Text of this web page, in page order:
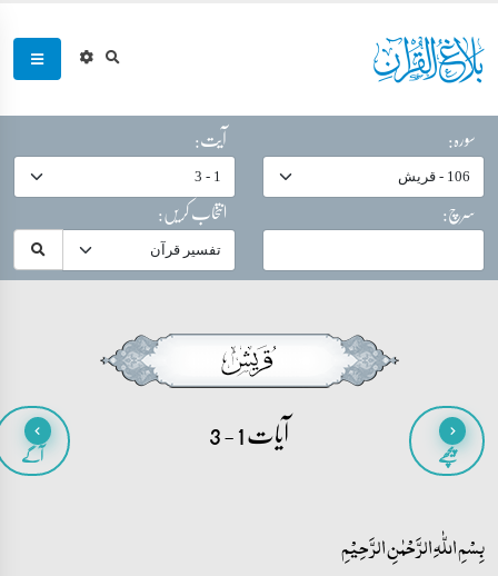
سورہ:
آیت:
سرچ:
انتخاب کریں:
پیچھے آیات 1 - 3 آگے
بِسۡمِ اللّٰہِ الرَّحۡمٰنِ الرَّحِیۡمِ